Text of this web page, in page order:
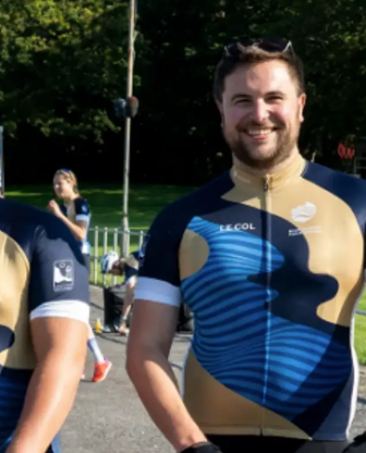
Legal
TERMINOS Y CONDICIONES
POLÍTICA DE COOKIES
POLÍTICA DE PRIVACIDAD